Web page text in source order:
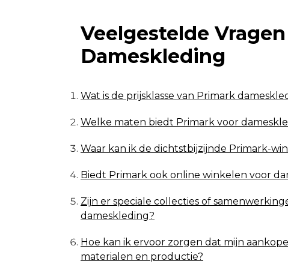
Veelgestelde
Dameskleding
Wat is de prijsklasse van Primark
Welke maten biedt Primark voor
Waar kan ik de dichtstbijzijnde Primark-
Biedt Primark ook online winkelen voor
Zijn er speciale collecties of
dameskleding?
Hoe kan ik ervoor zorgen dat mijn
materialen en productie?